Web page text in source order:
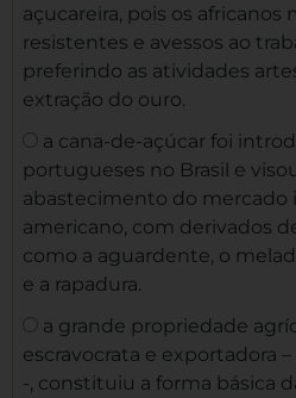
açucareira, pois os
resistentes e avessos ao
preferindo as atividades
extração do ouro.
a cana-de-açúcar foi
portugueses no Brasil e
abastecimento do mercado
americano, com derivados
como a aguardente, o
e a rapadura.
a grande propriedade
escravocrata e exportadora
-, constituiu a forma básica